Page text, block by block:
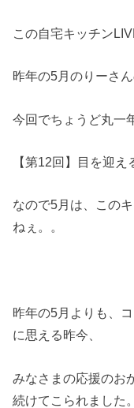
この自宅キッチン
昨年の5月のりーさ
今回でちょうど丸一
【第12回】目を迎え
なので5月は、この
ねぇ。。
昨年の5月よりも、
に思える昨今、
みなさまの応援のお
続けてこられました。